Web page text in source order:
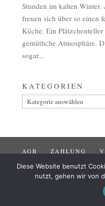
Stunden im kalten Winter.
freuen sich über so einen
Küche. Ein
gemütliche Atmosphäre.
sogar...
KATEGORIEN
Kategorien
AGB ZAHLUNG
WIDERRUF
Diese Website benutzt
nutzt, gehen wir von